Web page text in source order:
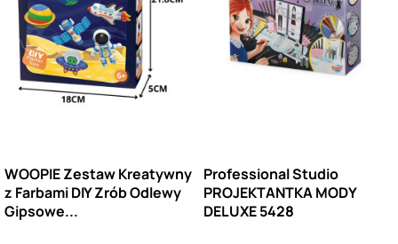
WOOPIE Zestaw Kreatywny
z Farbami DIY Zrób Odlewy
Gipsowe...
Professional Studio
PROJEKTANTKA MODY
DELUXE 5428